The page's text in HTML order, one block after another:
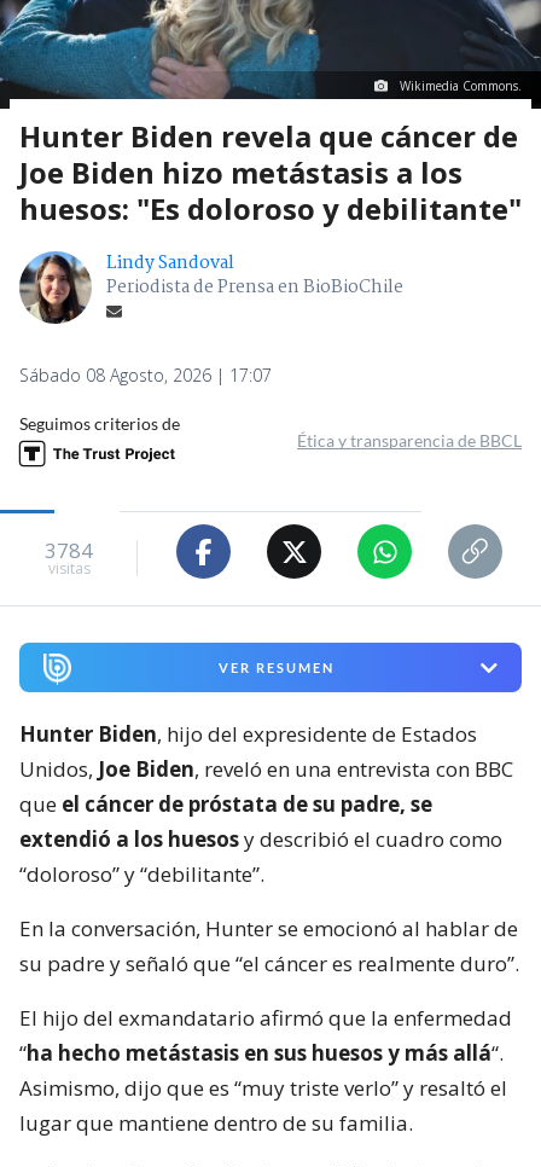
Wikimedia Commons.
Hunter Biden revela que cáncer de
Joe Biden hizo metástasis a los
huesos: "Es doloroso y debilitante"
Lindy Sandoval
Periodista de Prensa en BioBioChile
Sábado 08 Agosto, 2026 | 17:07
Seguimos criterios de
Ética y transparencia de BBCL
3784
visitas
VER RESUMEN
Hunter Biden, hijo del expresidente de Estados
Unidos, Joe Biden, reveló en una entrevista con BBC
que el cáncer de próstata de su padre, se
extendió a los huesosy describió el cuadro como
“doloroso” y “debilitante”.
En la conversación, Hunter se emocionó al hablar de
su padre y señaló que “el cáncer es realmente duro”.
El hijo del exmandatario afirmó que la enfermedad
“ha hecho metástasis en sus huesos y más allá“.
Asimismo, dijo que es “muy triste verlo” y resaltó el
lugar que mantiene dentro de su familia.